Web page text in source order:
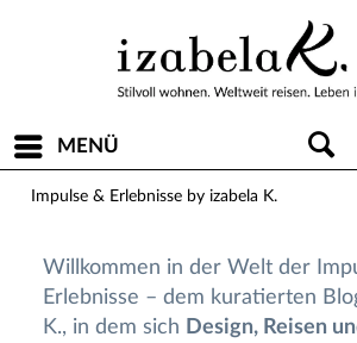
MENÜ
Impulse & Erlebnisse by izabela K.
Willkommen in der Welt der
Erlebnisse – dem kuratierten
K., in dem sich Design, Reisen